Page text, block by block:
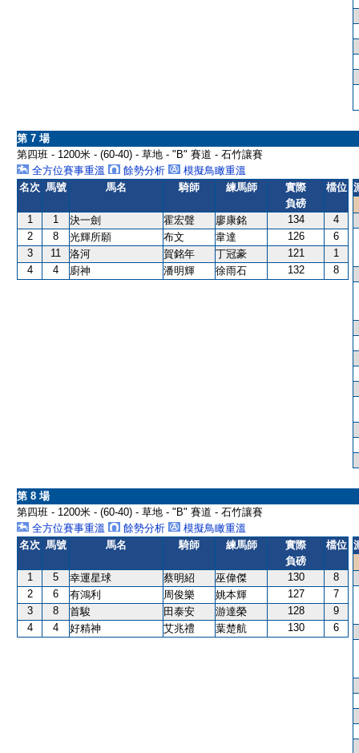
第 7 場
第四班 - 1200米 - (60-40) - 草地 - "B" 賽道 - 石竹讓賽
全方位賽事重溫
餘勢分析
模擬鳥瞰重溫
名次 馬號 馬名 騎師 練馬師
實際
負磅
檔位
1 1 決一劍 霍宏聲 廖康銘 134
4
2
8 光輝所願 布文 韋達 126
6
3
11 洛河 賀銘年 丁冠豪 121
1
4
4 廚神 潘明輝 徐雨石 132 8
第 8 場
第四班 - 1200米 - (60-40) - 草地 - "B" 賽道 - 石竹讓賽
全方位賽事重溫
餘勢分析
模擬鳥瞰重溫
名次 馬號 馬名 騎師 練馬師
實際
負磅
檔位
1 5 幸運星球 蔡明紹 巫偉傑 130
8
2
6 有鴻利 周俊樂 姚本輝 127
7
3
8 首駿 田泰安 游達榮 128
9
4
4 好精神 艾兆禮 葉楚航 130 6